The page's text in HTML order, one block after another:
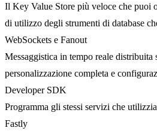
Il Key Value Store più veloce che puoi
di utilizzo degli strumenti di database
WebSockets e Fanout
Messaggistica in tempo reale distribuita
personalizzazione completa e
Developer SDK
Programma gli stessi servizi che
Fastly